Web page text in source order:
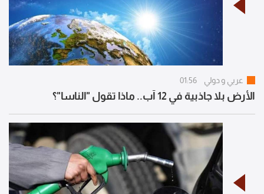
عربي و دولي 01:56
الأرض بلا جاذبية في 12 آب.. ماذا تقول "الناسا"؟